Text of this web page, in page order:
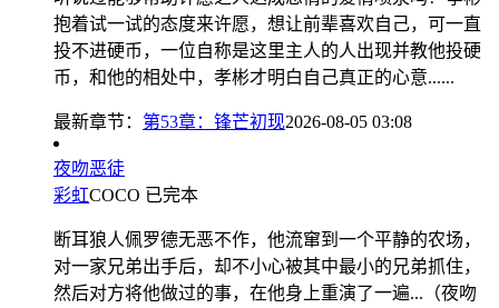
抱着试一试的态度来许愿，想让前辈喜欢自己，可一直
投不进硬币，一位自称是这里主人的人出现并教他投硬
币，和他的相处中，孝彬才明白自己真正的心意......
最新章节： 第53章：锋芒初现2026-08-05 03:08
夜吻恶徒
彩虹COCO 已完本
断耳狼人佩罗德无恶不作，他流窜到一个平静的农场，
对一家兄弟出手后，却不小心被其中最小的兄弟抓住，
然后对方将他做过的事，在他身上重演了一遍...（夜吻